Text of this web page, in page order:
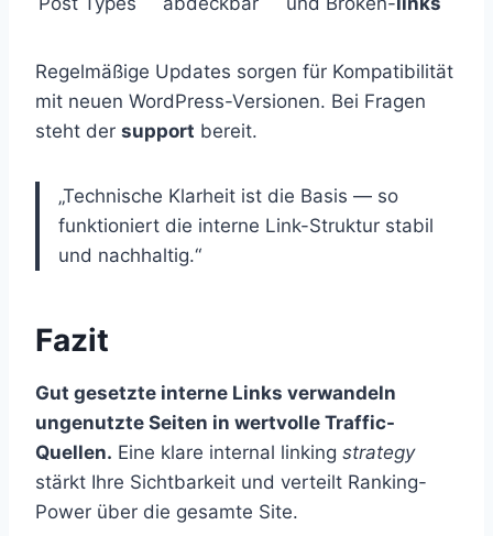
Regelmäßige Updates sorgen für Kompatibilität
mit neuen WordPress-Versionen. Bei Fragen
steht der support bereit.
„Technische Klarheit ist die Basis — so
funktioniert die interne Link-Struktur stabil
und nachhaltig.“
Fazit
Gut gesetzte interne Links verwandeln
ungenutzte Seiten in wertvolle Traffic-
Quellen. Eine klare internal linking strategy
stärkt Ihre Sichtbarkeit und verteilt Ranking-
Power über die gesamte Site.